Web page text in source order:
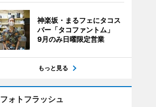
神楽坂・まるフェにタコス
バー「タコファントム」
9月のみ日曜限定営業
もっと見る
フォトフラッシュ